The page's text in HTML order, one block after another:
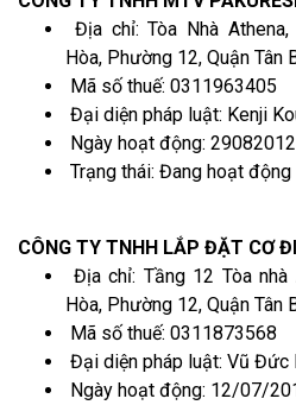
Địa chỉ: Tòa Nhà
Hòa, Phường 12, Quận Tân
Mã số thuế: 0311963405
Đại diện pháp luật: Kenji
Ngày hoạt động: 29082012
Trạng thái: Đang hoạt động
CÔNG TY TNHH LẮP ĐẶT CƠ
Địa chỉ: Tầng 12 Tòa
Hòa, Phường 12, Quận Tân
Mã số thuế: 0311873568
Đại diện pháp luật: Vũ Đức
Ngày hoạt động: 12/07/